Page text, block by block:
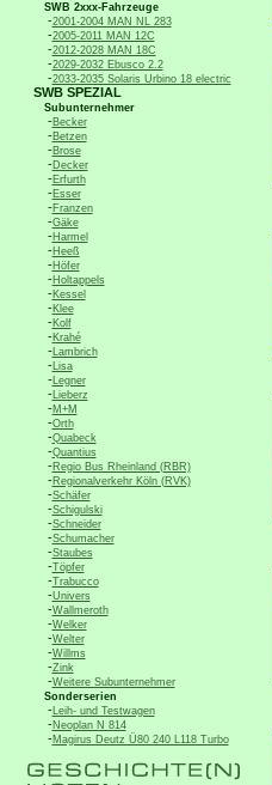
SWB 2xxx-Fahrzeuge
-2001-2004 MAN NL 283
-2005-2011 MAN 12C
-2012-2028 MAN 18C
-2029-2032 Ebusco 2.2
-2033-2035 Solaris Urbino 18 electric
SWB SPEZIAL
Subunternehmer
-Becker
-Betzen
-Brose
-Decker
-Erfurth
-Esser
-Franzen
-Gäke
-Harmel
-Heeß
-Höfer
-Holtappels
-Kessel
-Klee
-Kolf
-Krahé
-Lambrich
-Lisa
-Legner
-Lieberz
-M+M
-Orth
-Quabeck
-Quantius
-Regio Bus Rheinland (RBR)
-Regionalverkehr Köln (RVK)
-Schäfer
-Schigulski
-Schneider
-Schumacher
-Staubes
-Töpfer
-Trabucco
-Univers
-Wallmeroth
-Welker
-Welter
-Willms
-Zink
-Weitere Subunternehmer
Sonderserien
-Leih- und Testwagen
-Neoplan N 814
-Magirus Deutz Ü80 240 L118 Turbo